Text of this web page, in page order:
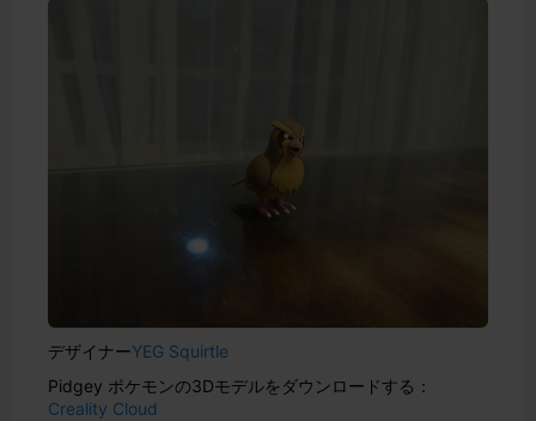
デザイナーYEG Squirtle
Pidgey ポケモンの3Dモデルをダウンロードする：
Creality Cloud